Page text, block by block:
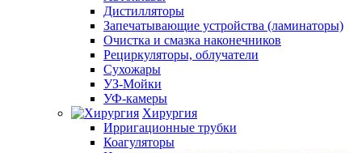
Дистилляторы
Запечатывающие устройства (ламинаторы)
Очистка и смазка наконечников
Рециркуляторы, облучатели
Сухожары
УЗ-Мойки
УФ-камеры
Хирургия
Ирригационные трубки
Коагуляторы